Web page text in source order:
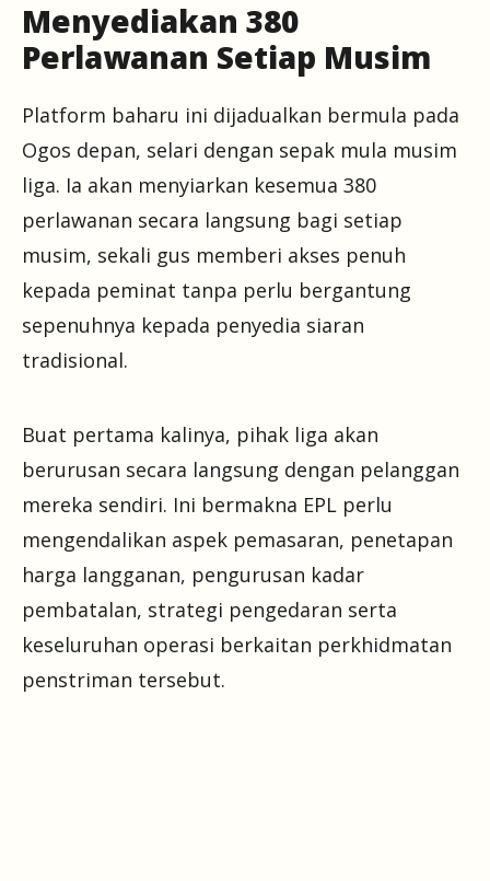
Menyediakan 380
Perlawanan Setiap Musim
Platform baharu ini dijadualkan bermula pada
Ogos depan, selari dengan sepak mula musim
liga. Ia akan menyiarkan kesemua 380
perlawanan secara langsung bagi setiap
musim, sekali gus memberi akses penuh
kepada peminat tanpa perlu bergantung
sepenuhnya kepada penyedia siaran
tradisional.
Buat pertama kalinya, pihak liga akan
berurusan secara langsung dengan pelanggan
mereka sendiri. Ini bermakna EPL perlu
mengendalikan aspek pemasaran, penetapan
harga langganan, pengurusan kadar
pembatalan, strategi pengedaran serta
keseluruhan operasi berkaitan perkhidmatan
penstriman tersebut.